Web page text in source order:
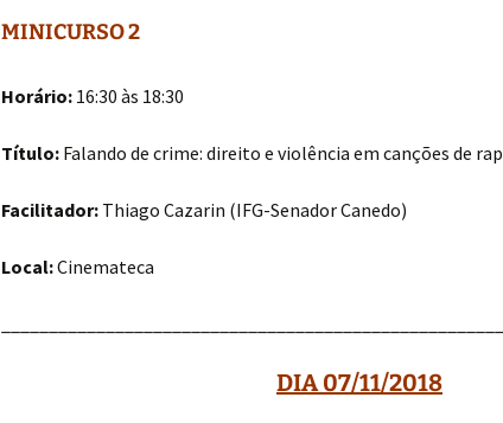
MINICURSO 2
Horário: 16:30 às 18:30
Título: Falando de crime: direito e violência em canções de rap
Facilitador: Thiago Cazarin (IFG-Senador Canedo)
Local:Cinemateca
DIA 07/11/2018